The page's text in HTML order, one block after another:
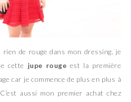
rien de rouge dans mon dressing, je
cette jupe rouge est la première
car je commence de plus en plus à
aussi mon premier achat chez